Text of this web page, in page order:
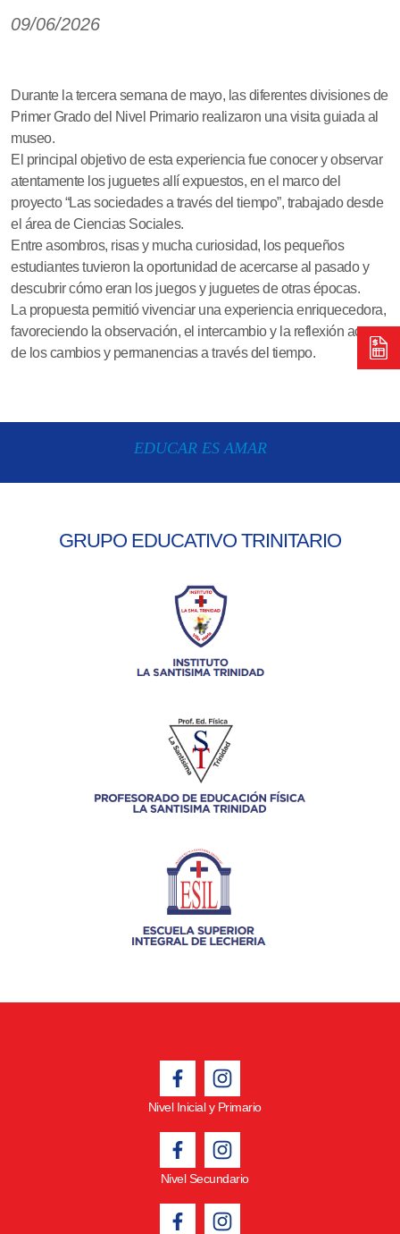
09/06/2026
Durante la tercera semana de mayo, las diferentes divisiones de
Primer Grado del Nivel Primario realizaron una visita guiada al
museo.
El principal objetivo de esta experiencia fue conocer y observar
atentamente los juguetes allí expuestos, en el marco del
proyecto “Las sociedades a través del tiempo”, trabajado desde
el área de Ciencias Sociales.
Entre asombros, risas y mucha curiosidad, los pequeños
estudiantes tuvieron la oportunidad de acercarse al pasado y
descubrir cómo eran los juegos y juguetes de otras épocas.
La propuesta permitió vivenciar una experiencia enriquecedora,
favoreciendo la observación, el intercambio y la reflexión acerca
de los cambios y permanencias a través del tiempo.
EDUCAR ES AMAR
GRUPO EDUCATIVO TRINITARIO
Nivel Inicial y Primario
Nivel Secundario